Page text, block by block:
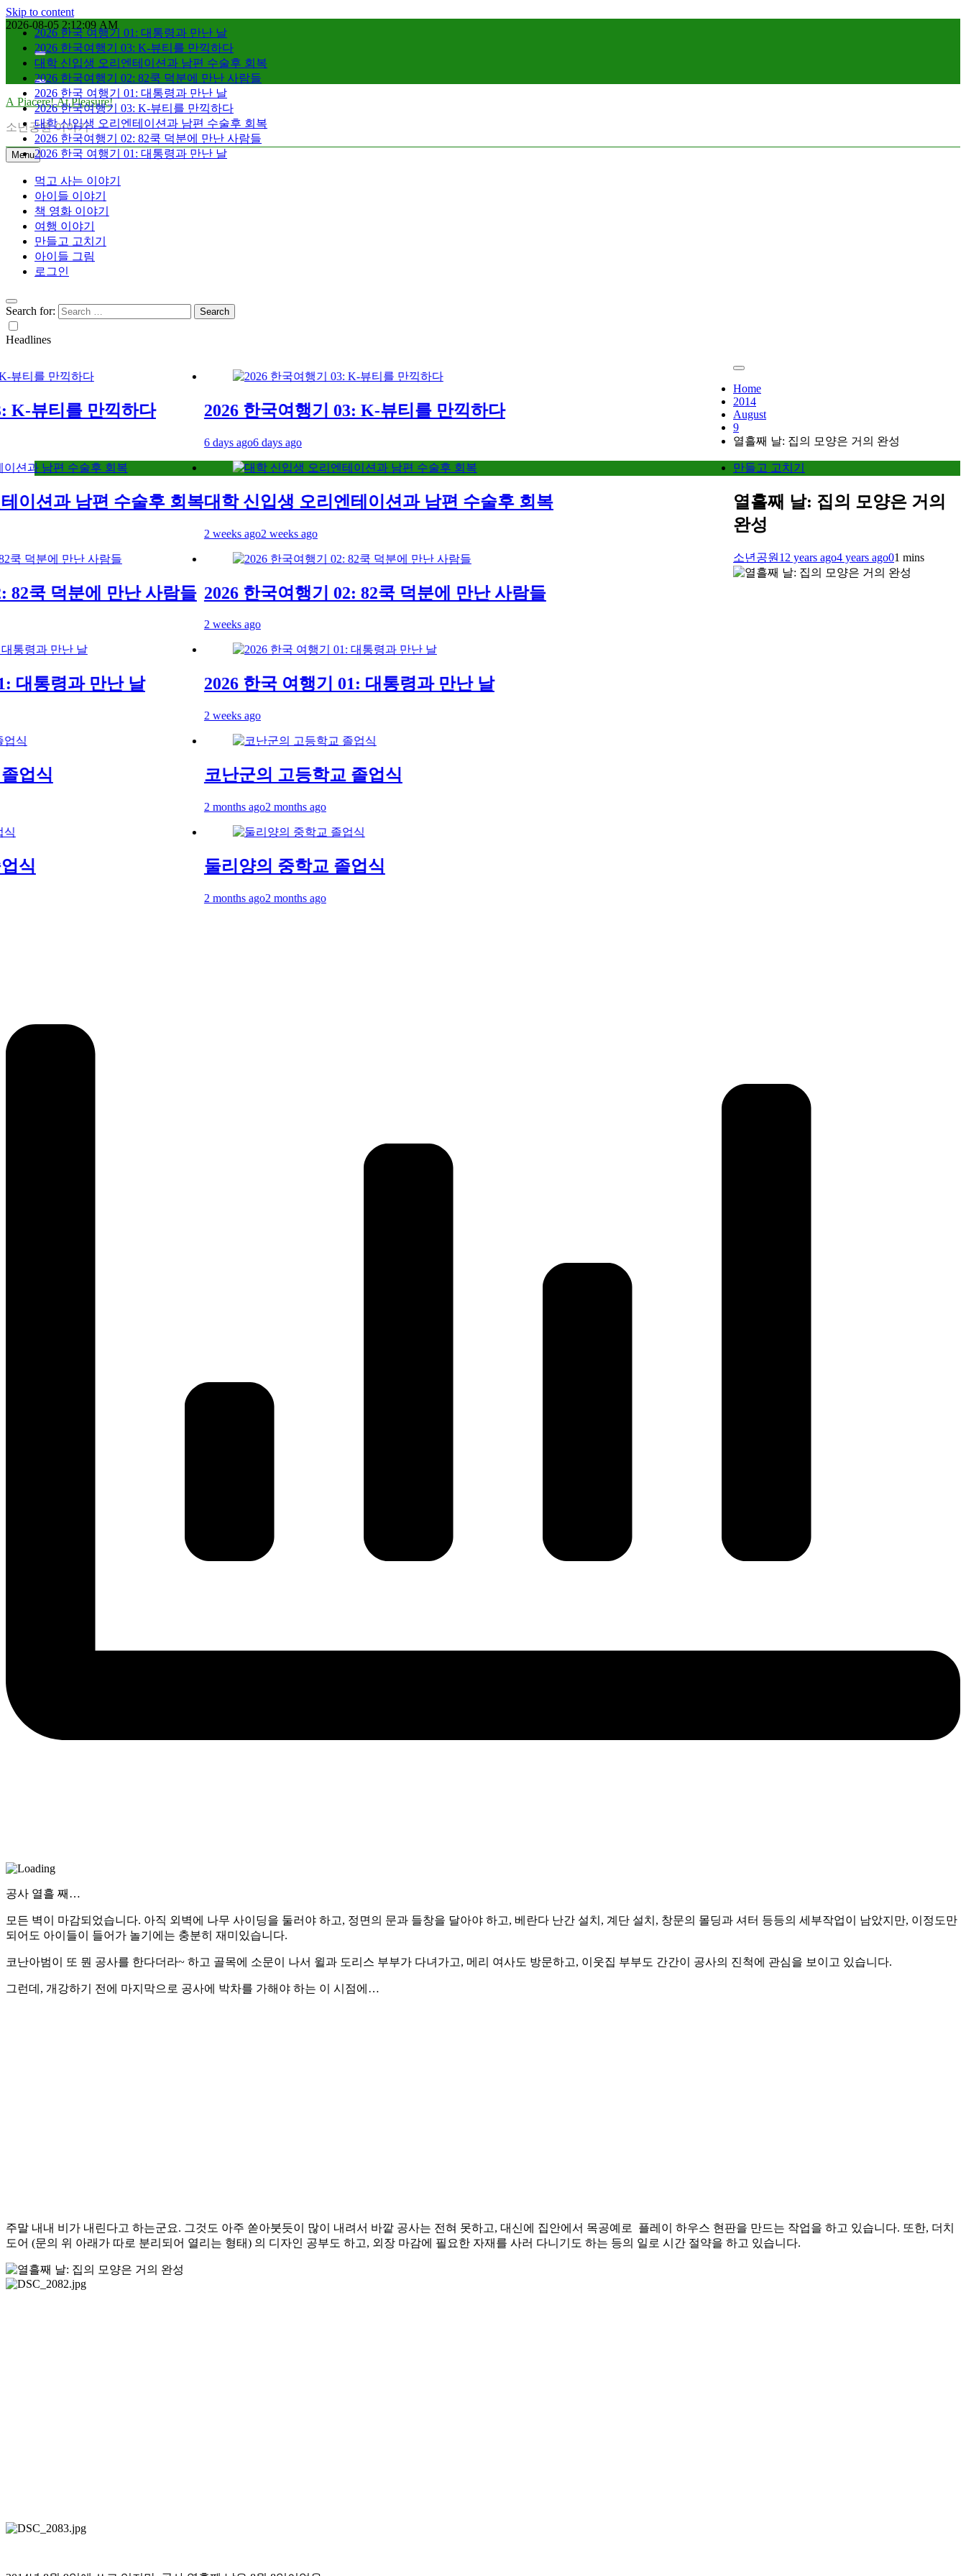
Skip to content
2026-08-05 2:12:11 AM
2026 한국 여행기 01: 대통령과 만난 날
2026 한국여행기 03: K-뷰티를 만끽하다
대학 신입생 오리엔테이션과 남편 수술후 회복
2026 한국여행기 02: 82쿡 덕분에 만난 사람들
2026 한국 여행기 01: 대통령과 만난 날
2026 한국여행기 03: K-뷰티를 만끽하다
대학 신입생 오리엔테이션과 남편 수술후 회복
2026 한국여행기 02: 82쿡 덕분에 만난 사람들
2026 한국 여행기 01: 대통령과 만난 날
A Piacere! At Pleasure!
소년공원 이야기
Menu
먹고 사는 이야기
아이들 이야기
책 영화 이야기
여행 이야기
만들고 고치기
아이들 그림
로그인
Search for:
Headlines
를 만끽하다
남편 수술후 회복
분에 만난 사람들
과 만난 날
2026 한국여행기 03: K-뷰티를 만끽하다
6 days ago
대학 신입생 오리엔테이션과 남편 수술후 회복
2 weeks ago 2 weeks ago
2026 한국여행기 02: 82쿡 덕분에 만난 사람들
2 weeks ago
2026 한국 여행기 01: 대통령과 만난 날
2 weeks ago
코난군의 고등학교 졸업식
2 months ago2 months ago
둘리양의 중학교 졸업식
2 months ago2 months ago
Home
2014
August
9
열흘째 날: 집의 모양은 거의 완성
만들고 고치기
열흘째 날: 집의 모양은 거의
완성
소년공원 12 years ago4 years ago01 mins
공사 열흘 째…
모든 벽이 마감되었습니다. 아직 외벽에 나무 사이딩을 둘러야 하고, 정면의 문과 들창을 달아야 하고, 베란다 난간 설치, 계단 설치, 창문의 몰딩과 셔터 등등의 세부작업이 남았지만, 이정도만
되어도 아이들이 들어가 놀기에는 충분히 재미있습니다.
코난아범이 또 뭔 공사를 한다더라~ 하고 골목에 소문이 나서 윌과 도리스 부부가 다녀가고, 메리 여사도 방문하고, 이웃집 부부도 간간이 공사의 진척에 관심을 보이고 있습니다.
그런데, 개강하기 전에 마지막으로 공사에 박차를 가해야 하는 이 시점에…
주말 내내 비가 내린다고 하는군요. 그것도 아주 쏟아붓듯이 많이 내려서 바깥 공사는 전혀 못하고, 대신에 집안에서 목공예로 플레이 하우스 현판을 만드는 작업을 하고 있습니다. 또한, 더치
도어 (문의 위 아래가 따로 분리되어 열리는 형태) 의 디자인 공부도 하고, 외장 마감에 필요한 자재를 사러 다니기도 하는 등의 일로 시간 절약을 하고 있습니다.